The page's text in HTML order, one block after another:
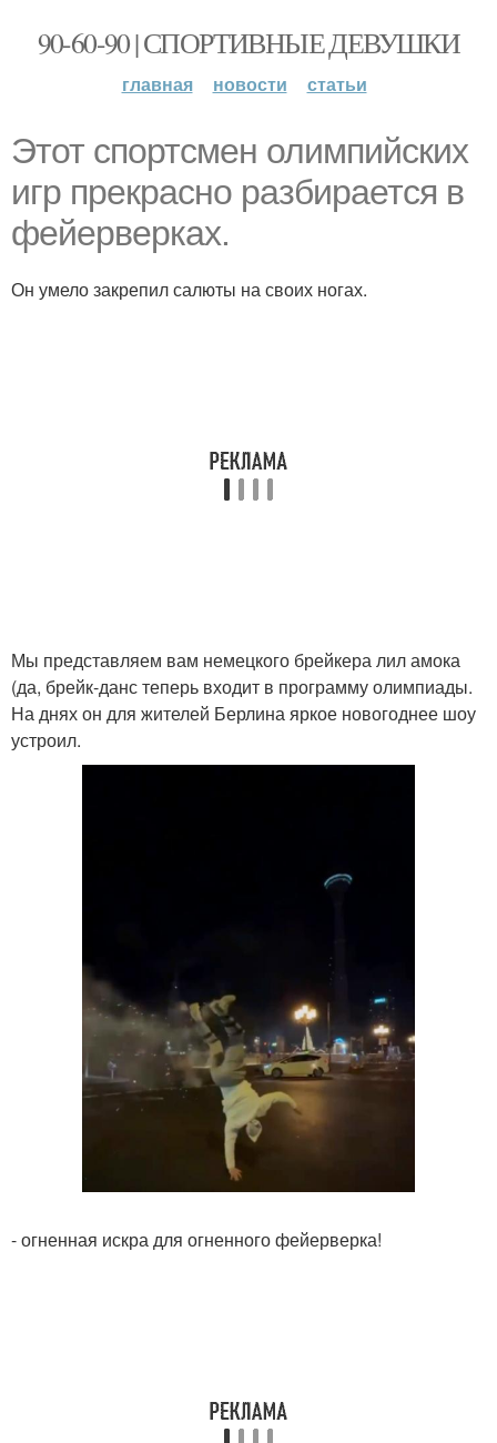
90-60-90 | СПОРТИВНЫЕ ДЕВУШКИ
главная новости статьи
Этот спортсмен олимпийских
игр прекрасно разбирается в
фейерверках.
Он умело закрепил салюты на своих ногах.
Мы представляем вам немецкого брейкера лил амока
(да, брейк-данс теперь входит в программу олимпиады.
На днях он для жителей Берлина яркое новогоднее шоу
устроил.
- огненная искра для огненного фейерверка!